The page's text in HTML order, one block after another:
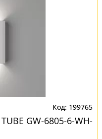
199765
GW-6805-6-WH-